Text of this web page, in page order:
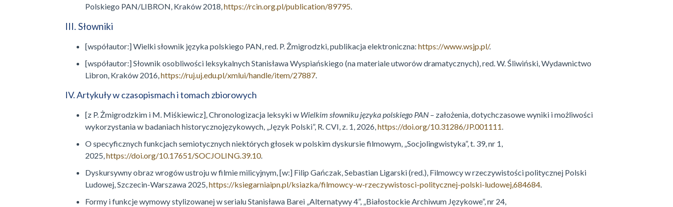
Polskiego PAN/LIBRON, Kraków 2018,https://rcin.org.pl/publication/89795.
III. Słowniki
[współautor:] Wielki słownik języka polskiego PAN, red. P. Żmigrodzki, publikacja elektroniczna: https://www.wsjp.pl/.
[współautor:] Słownik osobliwości leksykalnych Stanisława Wyspiańskiego (na materiale utworów dramatycznych), red. W. Śliwiński, Wydawnictwo
Libron, Kraków 2016,https://ruj.uj.edu.pl/xmlui/handle/item/27887.
IV. Artykuły w czasopismach i tomach zbiorowych
[z P. Żmigrodzkim i M. Miśkiewicz], Chronologizacja leksyki w Wielkim słowniku języka polskiego PAN – założenia, dotychczasowe wyniki i możliwości
wykorzystania w badaniach historycznojęzykowych, „Język Polski”, R. CVI, z. 1, 2026,https://doi.org/10.31286/JP.001111.
O specyficznych funkcjach semiotycznych niektórych głosek w polskim dyskursie filmowym, „Socjolingwistyka”, t. 39, nr 1,
2025,https://doi.org/10.17651/SOCJOLING.39.10.
Dyskursywny obraz wrogów ustroju w filmie milicyjnym, [w:] Filip Gańczak, Sebastian Ligarski (red.), Filmowcy w rzeczywistości politycznej Polski
Ludowej, Szczecin-Warszawa 2025,https://ksiegarniaipn.pl/ksiazka/filmowcy-w-rzeczywistosci-politycznej-polski-ludowej,684684.
Formy i funkcje wymowy stylizowanej w serialu Stanisława Barei „Alternatywy 4”, „Białostockie Archiwum Językowe”, nr 24,